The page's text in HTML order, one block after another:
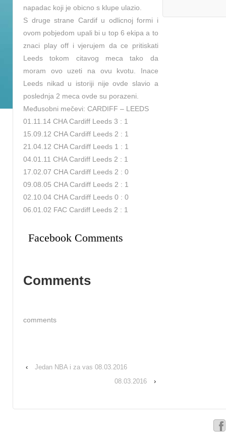
napadac koji je obicno s klupe ulazio.
S druge strane Cardif u odlicnoj formi i
ovom pobjedom upali bi u top 6 ekipa a to
znaci play off i vjerujem da ce pritiskati
Leeds tokom citavog meca tako da
moram ovo uzeti na ovu kvotu. Inace
Leeds nikad u istoriji nije ovde slavio a
poslednja 2 meca ovde su porazeni.
Međusobni mečevi: CARDIFF – LEEDS
01.11.14 CHA Cardiff Leeds 3 : 1
15.09.12 CHA Cardiff Leeds 2 : 1
21.04.12 CHA Cardiff Leeds 1 : 1
04.01.11 CHA Cardiff Leeds 2 : 1
17.02.07 CHA Cardiff Leeds 2 : 0
09.08.05 CHA Cardiff Leeds 2 : 1
02.10.04 CHA Cardiff Leeds 0 : 0
06.01.02 FAC Cardiff Leeds 2 : 1
Facebook Comments
Comments
comments
‹
Jedan NBA i za vas 08.03.2016
08.03.2016
›